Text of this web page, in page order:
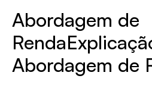
Abordagem de
Abordagem de